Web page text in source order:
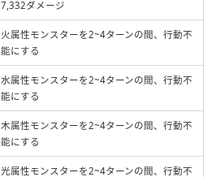
7,332ダメージ
火属性モンスターを2~4ターンの間、行動不
能にする
水属性モンスターを2~4ターンの間、行動不
能にする
木属性モンスターを2~4ターンの間、行動不
能にする
光属性モンスターを2~4ターンの間、行動不